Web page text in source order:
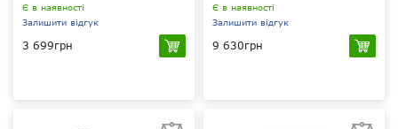
Є в наявності
Залишити відгук
3 699грн
Є в наявності
Залишити відгук
9 630грн
вручну та через ПК